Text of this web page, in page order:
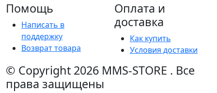
Помощь
Написать в
поддержку
Возврат товара
Оплата и
доставка
Как купить
Условия доставки
© Copyright 2026 MMS-STORE . Все
права защищены